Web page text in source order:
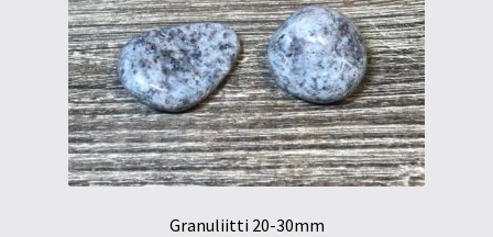
Granuliitti 20-30mm